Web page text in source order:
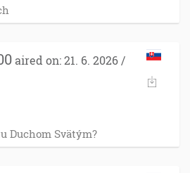
aired on: 21. 6. 2026 /
Duchom Svätým?